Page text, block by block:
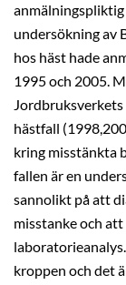
undersökning av
hos häst hade
1995 och 2005.
hästfall
kring misstänkta
fallen är en
sannolikt på att
misstanke och
kroppen och det